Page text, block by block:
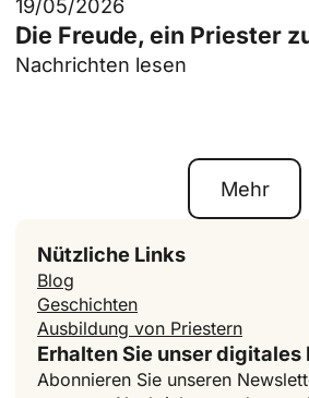
19/05/2026
Die Freude, ein Priester
Nachrichten lesen
Mehr
Nützliche Links
Blog
Geschichten
Ausbildung von Priestern
Erhalten Sie unser digitales
Abonnieren Sie unseren